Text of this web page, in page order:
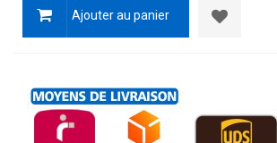
Ajouter au panier